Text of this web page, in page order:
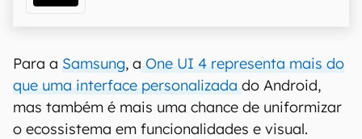
Para a Samsung, a One UI 4 representa mais do
que uma interface personalizada do Android,
mas também é mais uma chance de uniformizar
o ecossistema em funcionalidades e visual.